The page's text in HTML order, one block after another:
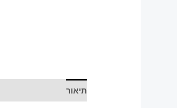
תיאור